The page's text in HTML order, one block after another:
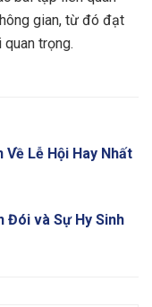
gian, từ đó đạt
trọng.
Lễ Hội Hay Nhất
Đói và Sự Hy Sinh